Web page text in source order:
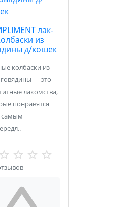
лак-
из
д/кошек
колбаски из
— это
лакомства,
понравятся
самым